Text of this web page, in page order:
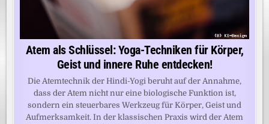
Atem als Schlüssel: Yoga-Techniken für Körper,
Geist und innere Ruhe entdecken!
Die Atemtechnik der Hindi-Yogi beruht auf der Annahme,
dass der Atem nicht nur eine biologische Funktion ist,
sondern ein steuerbares Werkzeug für Körper, Geist und
Aufmerksamkeit. In der klassischen Praxis wird der Atem